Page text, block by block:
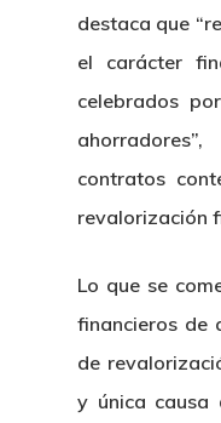
destaca que
el carácter
celebrados
contratos
revalorización
Lo que se
financieros de
de
y única causa